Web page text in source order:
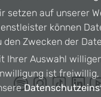
setzen auf unserer
können
den Zwecken der
Ihrer Auswahl
ist